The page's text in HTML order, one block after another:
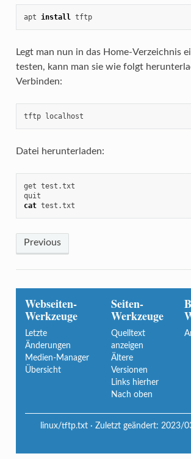
apt install tftp
Legt man nun in das Home-Verzeichnis
testen, kann man sie wie folgt
Verbinden:
tftp localhost
Datei herunterladen:
get test.txt
cat test.txt
Previous
Webseiten-
Werkzeuge
Letzte
Änderungen
Medien-Manager
Übersicht
Seiten-
Werkzeuge
Quelltext
anzeigen
Ältere
Versionen
Links hierher
Nach oben
linux/tftp.txt · Zuletzt geändert: 2023/